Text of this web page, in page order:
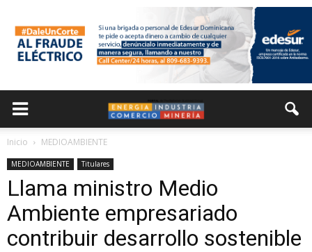
Inicio MEDIOAMBIENTE
MEDIOAMBIENTE Titulares
Llama ministro Medio
Ambiente empresariado
contribuir desarrollo sostenible